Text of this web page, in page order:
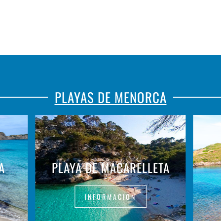
PLAYAS DE MENORCA
PLAYA DE MACARELLETA
INFORMACIÓN